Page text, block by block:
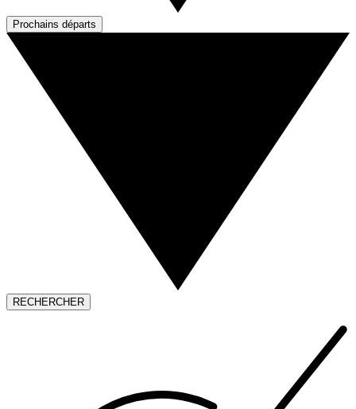
Prochains départs
RECHERCHER